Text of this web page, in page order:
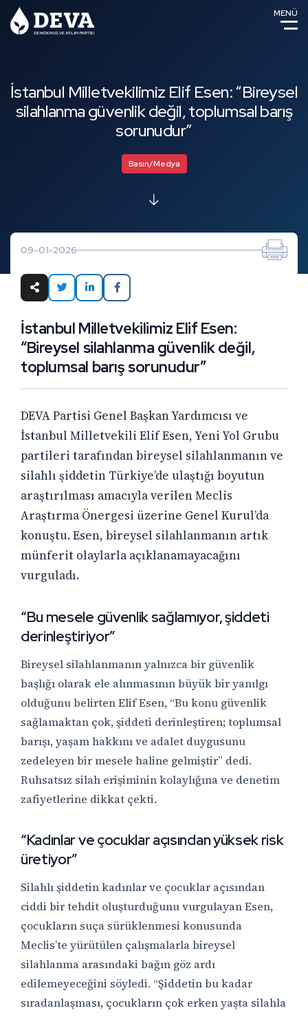
MENÜ
İstanbul Milletvekilimiz Elif Esen: “Bireysel
silahlanma güvenlik değil, toplumsal barış
sorunudur”
Basın/Medya
09-01-2026
İstanbul Milletvekilimiz Elif Esen:
“Bireysel silahlanma güvenlik değil,
toplumsal barış sorunudur”
DEVA Partisi Genel Başkan Yardımcısı ve
İstanbul Milletvekili Elif Esen, Yeni Yol Grubu
partileri tarafından bireysel silahlanmanın ve
silahlı şiddetin Türkiye’de ulaştığı boyutun
araştırılması amacıyla verilen Meclis
Araştırma Önergesi üzerine Genel Kurul’da
konuştu. Esen, bireysel silahlanmanın artık
münferit olaylarla açıklanamayacağını
vurguladı.
“Bu mesele güvenlik sağlamıyor, şiddeti
derinleştiriyor”
Bireysel silahlanmanın yalnızca bir güvenlik
başlığı olarak ele alınmasının büyük bir yanılgı
olduğunu belirten Elif Esen, “Bu konu güvenlik
sağlamaktan çok, şiddeti derinleştiren; toplumsal
barışı, yaşam hakkını ve adalet duygusunu
zedeleyen bir mesele haline gelmiştir” dedi.
Ruhsatsız silah erişiminin kolaylığına ve denetim
zafiyetlerine dikkat çekti.
“Kadınlar ve çocuklar açısından yüksek risk
üretiyor”
Silahlı şiddetin kadınlar ve çocuklar açısından
ciddi bir tehdit oluşturduğunu vurgulayan Esen,
çocukların suça sürüklenmesi konusunda
Meclis’te yürütülen çalışmalarla bireysel
silahlanma arasındaki bağın göz ardı
edilemeyeceğini söyledi. “Şiddetin bu kadar
sıradanlaşması, çocukların çok erken yaşta silahla